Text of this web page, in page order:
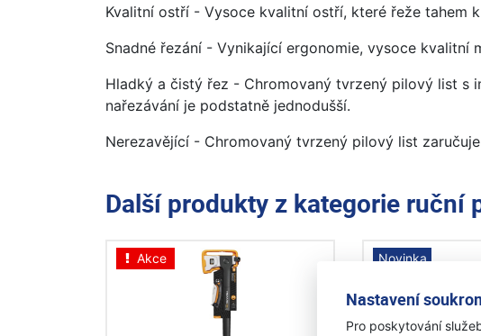
Nastavení
Pro poskytování
Kvalitní ostří - Vysoce kvalitní ostří, které řeže tahem
Snadné řezání - Vynikající ergonomie, vysoce
Hladký a čistý řez - Chromovaný tvrzený pilový list s
nařezávání je podstatně jednodušší.
Nerezavějící - Chromovaný tvrzený pilový list
Další produkty z kategorie ruční
Akce
Novinka